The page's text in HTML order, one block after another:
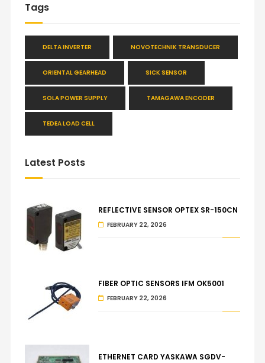
Tags
DELTA INVERTER NOVOTECHNIK TRANSDUCER
ORIENTAL GEARHEAD SICK SENSOR
SOLA POWER SUPPLY TAMAGAWA ENCODER
TEDEA LOAD CELL
Latest Posts
REFLECTIVE SENSOR OPTEX SR-150CN
FEBRUARY 22, 2026
FIBER OPTIC SENSORS IFM OK5001
FEBRUARY 22, 2026
ETHERNET CARD YASKAWA SGDV-